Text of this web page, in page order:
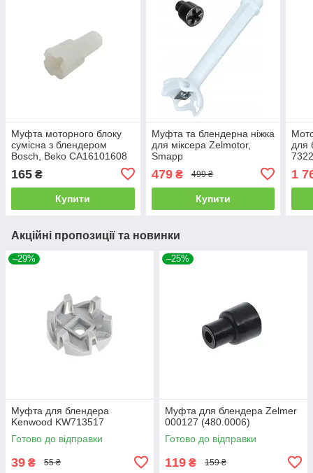
Муфта моторного блоку
сумісна з блендером
Bosch, Beko CA16101608
165 ₴
Купити
Муфта та блендерна ніжка
для міксера Zelmotor,
Smapp
479₴ 499 ₴
Купити
для
1
Акційні пропозиції та новинки
–29%
Муфта для блендера
Kenwood KW713517
Готово до відправки
39 ₴ 55 ₴
–25%
Муфта для блендера Zelmer
000127 (480.0006)
Готово до відправки
119 ₴ 159 ₴